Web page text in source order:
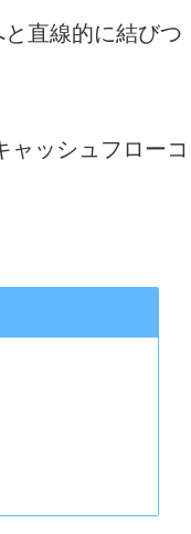
直線的に結びつ
ャッシュフローコ